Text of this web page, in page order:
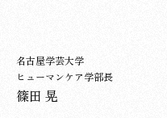
名古屋学芸大学
ヒューマンケア学部長
篠田 晃